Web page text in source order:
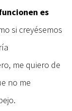
es
si creyésemos
me quiero de
no me